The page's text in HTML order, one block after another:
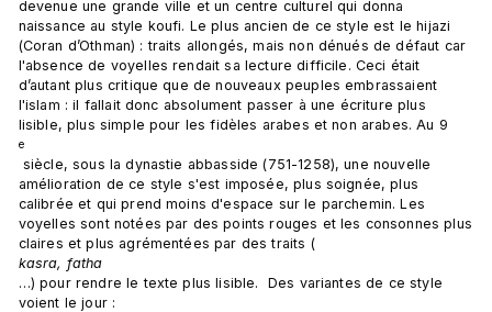
devenue une grande ville et un centre culturel qui donna
naissance au style koufi. Le plus ancien de ce style est le hijazi
(Coran d’Othman) : traits allongés, mais non dénués de défaut car
l'absence de voyelles rendait sa lecture difficile. Ceci était
d’autant plus critique que de nouveaux peuples embrassaient
l'islam : il fallait donc absolument passer à une écriture plus
lisible, plus simple pour les fidèles arabes et non arabes. Au 9
e
amélioration de ce style s'est imposée, plus soignée, plus
calibrée et qui prend moins d'espace sur le parchemin. Les
voyelles sont notées par des points rouges et les consonnes plus
claires et plus agrémentées par des traits (
kasra, fatha
…) pour rendre le texte plus lisible.  Des variantes de ce style
voient le jour :